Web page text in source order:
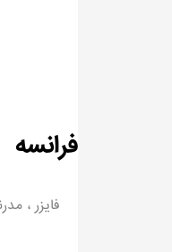
فرانسه
فایزر ،